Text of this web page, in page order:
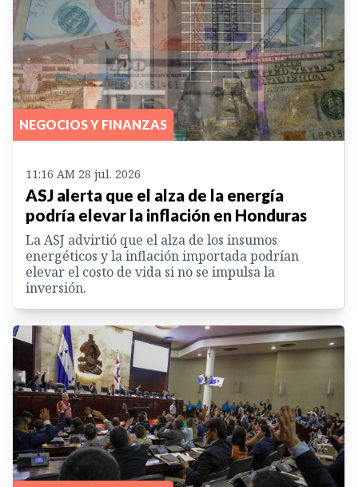
NEGOCIOS Y FINANZAS
11:16 AM 28 jul. 2026
ASJ alerta que el alza de la energía
podría elevar la inflación en Honduras
La ASJ advirtió que el alza de los insumos
energéticos y la inflación importada podrían
elevar el costo de vida si no se impulsa la
inversión.